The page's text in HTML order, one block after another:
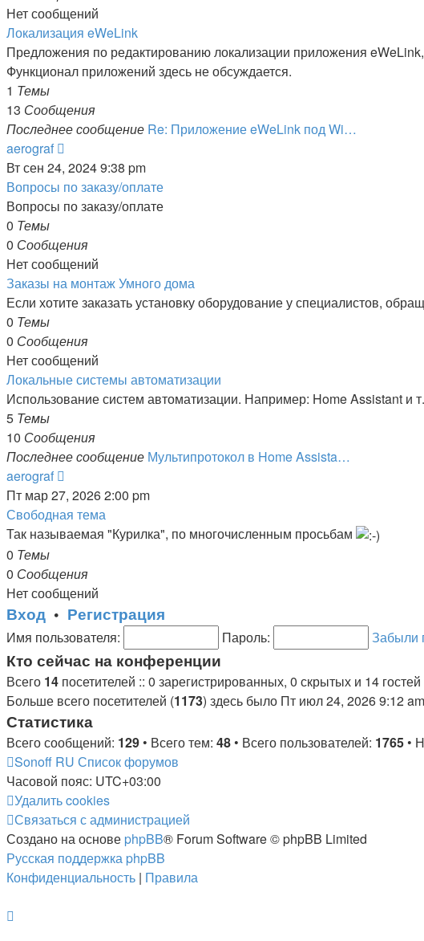
Нет сообщений
Локализация eWeLink
Предложения по редактированию локализации приложения
Функционал приложений здесь не обсуждается.
1 Темы
13 Сообщения
Последнее сообщение Re: Приложение eWeLink под Wi…
aerograf
к
последнему
сообщению
Вт сен 24, 2024 9:38 pm
Вопросы по заказу/оплате
Вопросы по заказу/оплате
0 Темы
0 Сообщения
Нет сообщений
Заказы на монтаж Умного дома
Если хотите заказать установку оборудование у специалистов,
0 Темы
0 Сообщения
Нет сообщений
Локальные системы автоматизации
Использование систем автоматизации. Например: Home Assistant и
5 Темы
10 Сообщения
Последнее сообщение Мультипротокол в Home Assista…
aerograf
к
последнему
сообщению
Пт мар 27, 2026 2:00 pm
Свободная тема
Так называемая "Курилка", по многочисленным просьбам
0 Темы
0 Сообщения
Нет сообщений
Вход • Регистрация
Имя пользователя: Пароль: Забыли
Кто сейчас на конференции
Всего 14 посетителей :: 0 зарегистрированных, 0 скрытых и 14
Больше всего посетителей (1173) здесь было Пт июл 24, 2026 9:12 am
Статистика
Всего сообщений: 129 • Всего тем: 48 • Всего пользователей: 1765 •
Sonoff RU Список форумов
Часовой пояс: UTC+03:00
Удалить cookies
Связаться с администрацией
Создано на основе phpBB® Forum Software © phpBB Limited
Русская поддержка phpBB
Конфиденциальность | Правила